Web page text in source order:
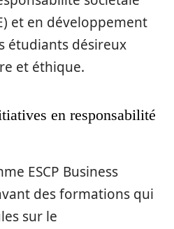
et en développement
étudiants désireux
et éthique.
en responsabilité
ESCP Business
des formations qui
sur le